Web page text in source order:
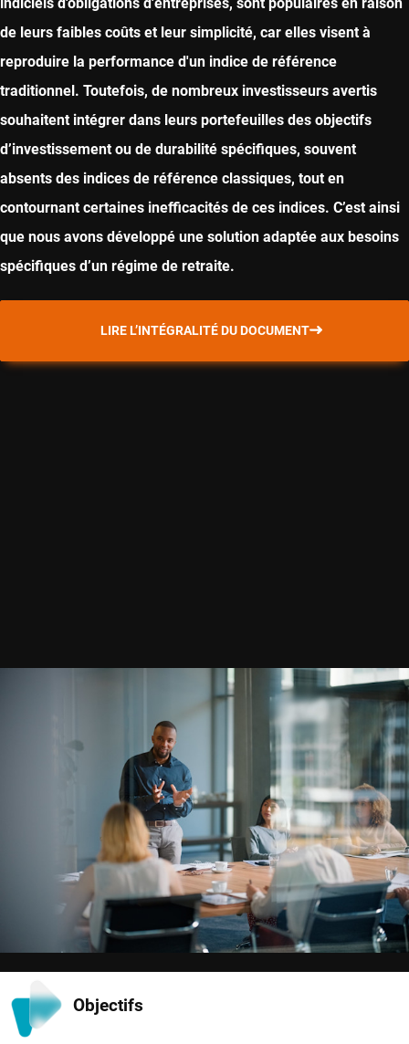
de leurs faibles coûts et leur simplicité, car elles visent à
reproduire la performance d'un indice de référence
traditionnel. Toutefois, de nombreux investisseurs avertis
souhaitent intégrer dans leurs portefeuilles des objectifs
d’investissement ou de durabilité spécifiques, souvent
absents des indices de référence classiques, tout en
contournant certaines inefficacités de ces indices. C’est ainsi
que nous avons développé une solution adaptée aux besoins
spécifiques d’un régime de retraite.
LIRE L’INTÉGRALITÉ DU DOCUMENT
Objectifs